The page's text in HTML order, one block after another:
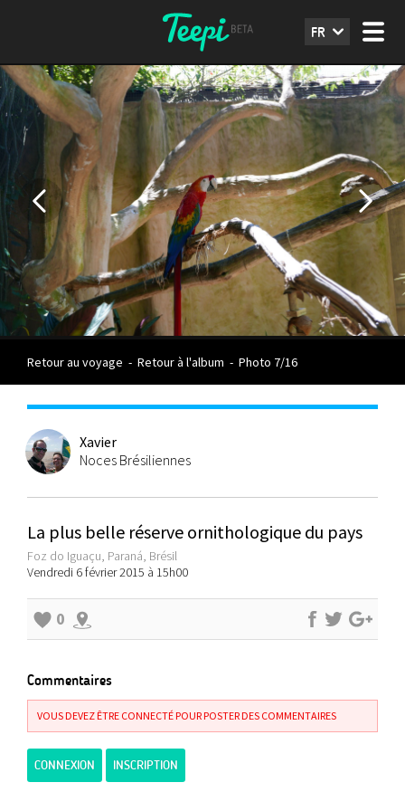
FR
Retour au voyage - Retour à l'album - Photo 7/16
Xavier
Noces Brésiliennes
La plus belle réserve ornithologique du pays
Foz do Iguaçu, Paraná, Brésil
Vendredi 6 février 2015 à 15h00
0
Commentaires
VOUS DEVEZ ÊTRE CONNECTÉ POUR POSTER DES COMMENTAIRES
CONNEXION INSCRIPTION